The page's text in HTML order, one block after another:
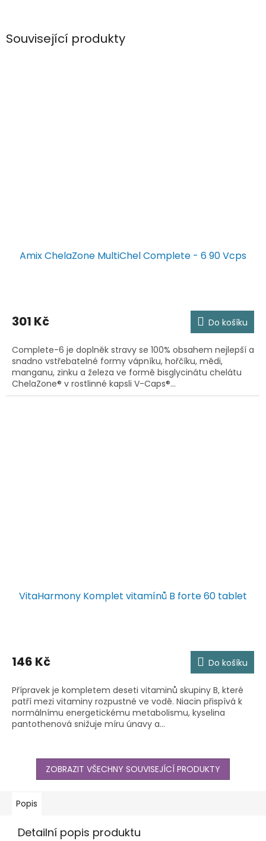
Související produkty
Amix ChelaZone MultiChel Complete - 6 90 Vcps
301 Kč Do košíku
Complete-6 je doplněk stravy se 100% obsahem nejlepší a
snadno vstřebatelné formy vápníku, hořčíku, mědi,
manganu, zinku a železa ve formě bisglycinátu chelátu
ChelaZone® v rostlinné kapsli V-Caps®...
VitaHarmony Komplet vitamínů B forte 60 tablet
146 Kč Do košíku
Přípravek je kompletem deseti vitaminů skupiny B, které
patří mezi vitaminy rozpustné ve vodě. Niacin přispívá k
normálnímu energetickému metabolismu, kyselina
pantothenová snižuje míru únavy a...
ZOBRAZIT VŠECHNY SOUVISEJÍCÍ PRODUKTY
Popis
Detailní popis produktu